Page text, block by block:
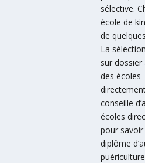
sélective.
école de
de
La
sur dossier
des écoles
conseille
écoles
pour
diplôme